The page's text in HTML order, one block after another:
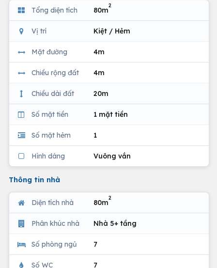
Tổng diện tích 80m
2
Vị trí Kiệt / Hẻm
Mặt đường 4m
Chiều rộng đất 4m
Chiều dài đất 20m
Số mặt tiền 1 mặt tiền
Số mặt hẻm 1
Hình dáng Vuông vắn
Thông tin nhà
Diện tích nhà 80m
2
Phân khúc nhà Nhà 5+ tầng
Số phòng ngủ 7
Số WC 7